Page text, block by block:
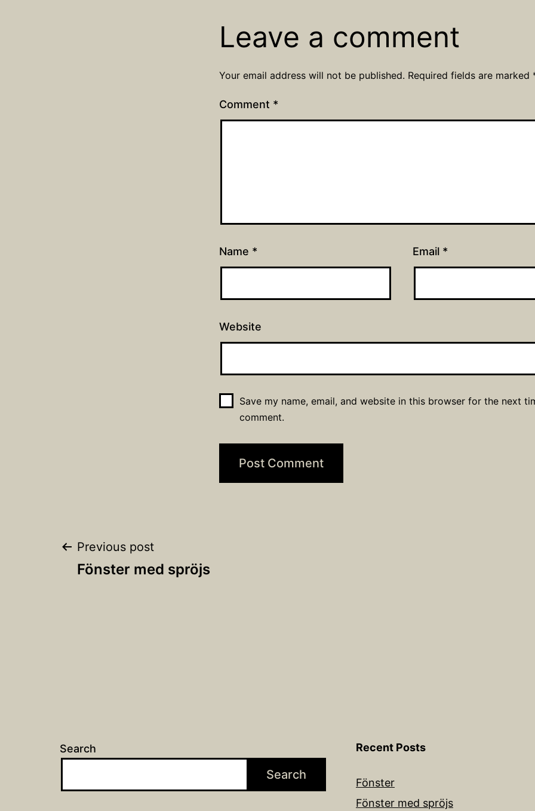
Leave a comment
Your email address will not be published. Required fields are marked
Comment *
Name * Email *
Website
Save my name, email, and website in this browser for the next
comment.
Post
Previous post
Fönster med spröjs
Search
Search
Recent Posts
Fönster
Fönster med spröjs